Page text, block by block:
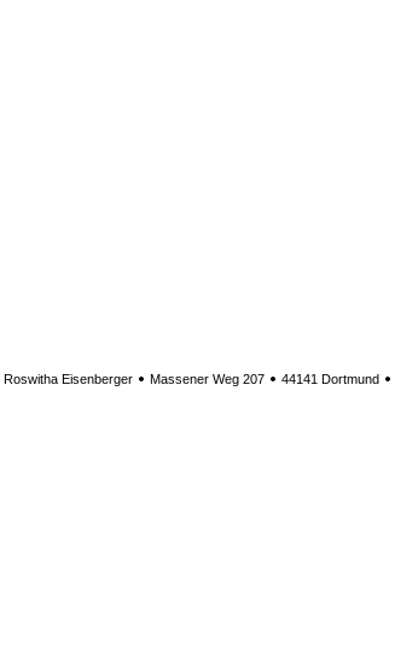
Roswitha Eisenberger Massener Weg 207 44141 Dortmund